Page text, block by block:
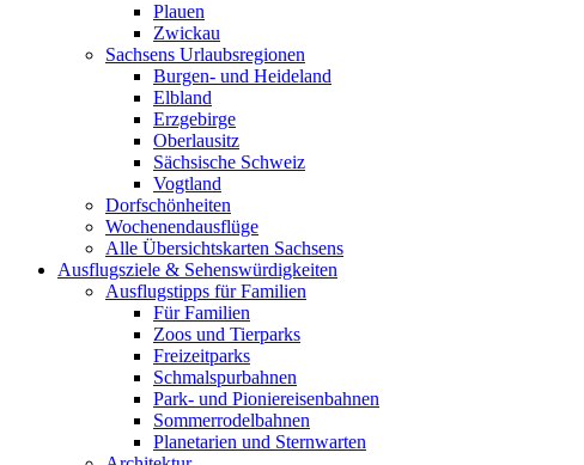
Plauen
Zwickau
Sachsens Urlaubsregionen
Burgen- und Heideland
Elbland
Erzgebirge
Oberlausitz
Sächsische Schweiz
Vogtland
Dorfschönheiten
Wochenendausflüge
Alle Übersichtskarten Sachsens
Ausflugsziele & Sehenswürdigkeiten
Ausflugstipps für Familien
Für Familien
Zoos und Tierparks
Freizeitparks
Schmalspurbahnen
Park- und Pioniereisenbahnen
Sommerrodelbahnen
Planetarien und Sternwarten